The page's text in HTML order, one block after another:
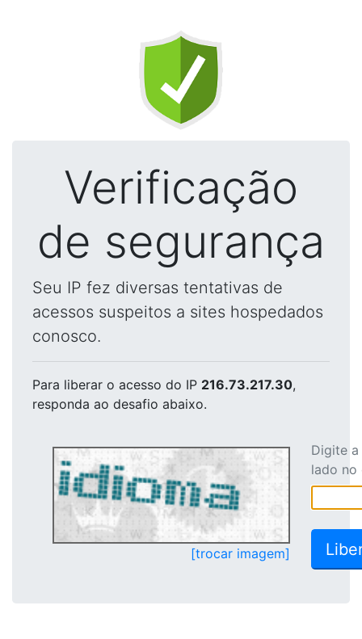
Verificação
de segurança
Seu IP fez diversas tentativas de
acessos suspeitos a sites hospedados
conosco.
Para liberar o acesso do IP 216.73.217.30,
responda ao desafio abaixo.
[trocar imagem]
Digite
lado no